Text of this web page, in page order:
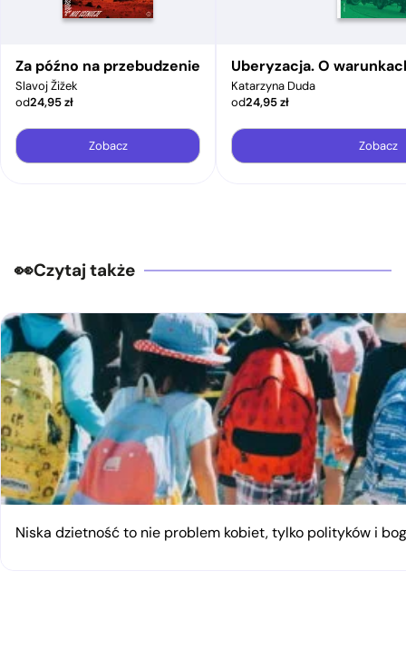
Za późno na przebudzenie
Slavoj Žižek
od24,95zł
Zobacz
Uberyzacja. O
Katarzyna Duda
od24,95zł
Zobacz
Czytaj także
Niska dzietność to nie problem kobiet, tylko polityków i